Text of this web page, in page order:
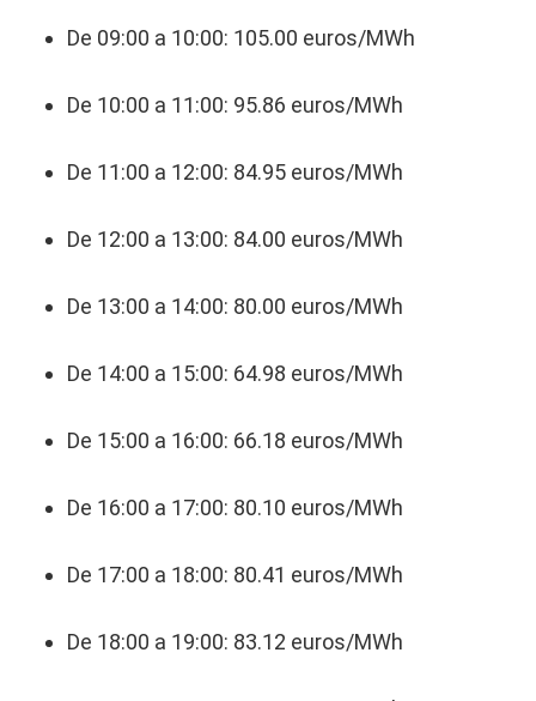
De 09:00 a 10:00: 105.00 euros/MWh
De 10:00 a 11:00: 95.86 euros/MWh
De 11:00 a 12:00: 84.95 euros/MWh
De 12:00 a 13:00: 84.00 euros/MWh
De 13:00 a 14:00: 80.00 euros/MWh
De 14:00 a 15:00: 64.98 euros/MWh
De 15:00 a 16:00: 66.18 euros/MWh
De 16:00 a 17:00: 80.10 euros/MWh
De 17:00 a 18:00: 80.41 euros/MWh
De 18:00 a 19:00: 83.12 euros/MWh